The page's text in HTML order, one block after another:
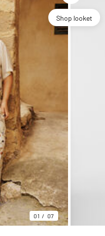
Shop looket
01 07